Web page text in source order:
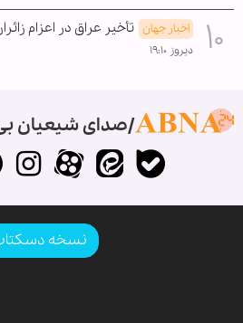
اخبار جهان تأخیر عراق در اعزام
دیروز ۱۹:۱۰
صدای شیعیان
نسخه